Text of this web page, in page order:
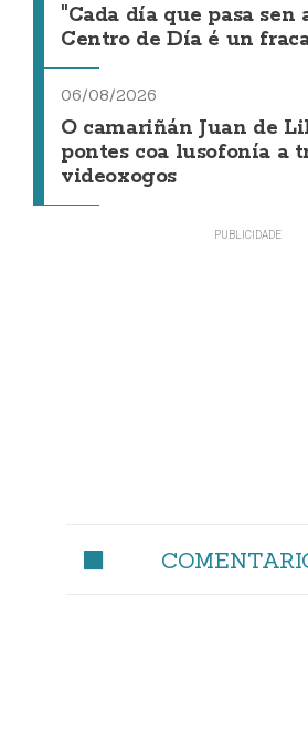
"Cada día que pasa sen
Centro de Día é un
06/08/2026
O camariñán Juan de
pontes coa lusofonía a
videoxogos